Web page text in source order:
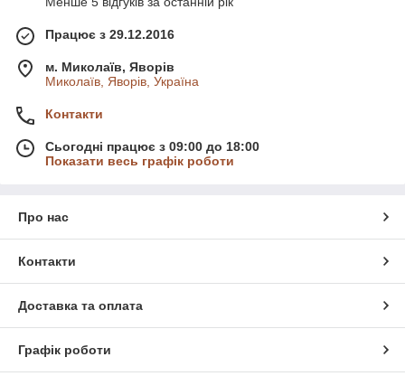
Працює з 29.12.2016
м. Миколаїв, Яворів
Миколаїв, Яворів, Україна
Контакти
Сьогодні працює з 09:00 до 18:00
Показати весь графік роботи
Про нас
Контакти
Доставка та оплата
Графік роботи